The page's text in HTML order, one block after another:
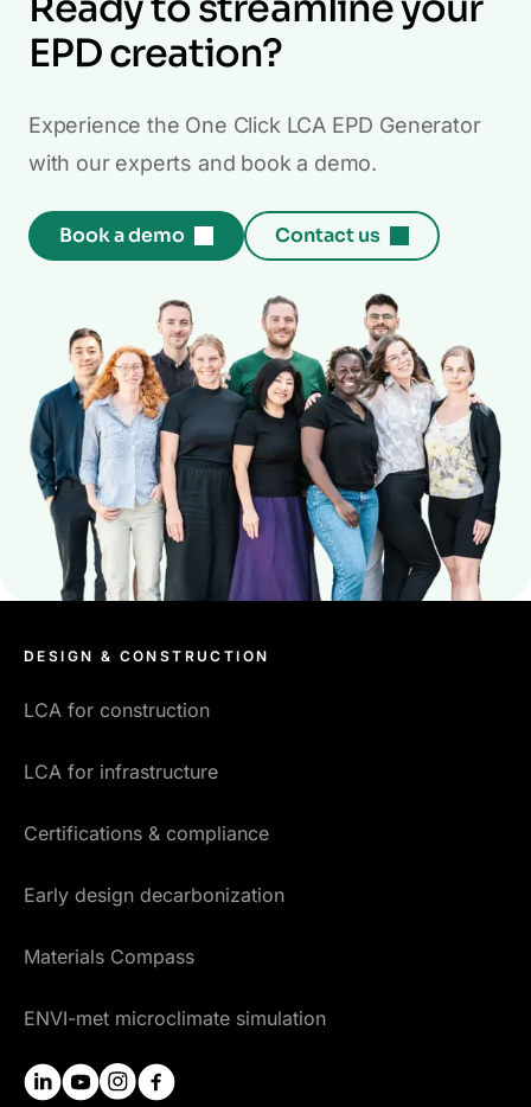
EPD creation?
Experience the One Click LCA EPD Generator
with our experts and book a demo.
Book a demo Contact us
DESIGN & CONSTRUCTION
LCA for construction
LCA for infrastructure
Certifications & compliance
Early design decarbonization
Materials Compass
ENVI-met microclimate simulation
linkedinyoutubeinstagram